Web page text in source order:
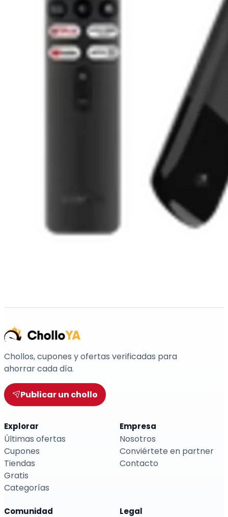
Chollos, cupones y ofertas verificadas para
ahorrar cada día.
Publicar un chollo
Explorar
Últimas ofertas
Cupones
Tiendas
Gratis
Categorías
Empresa
Nosotros
Conviértete en partner
Contacto
Comunidad Legal